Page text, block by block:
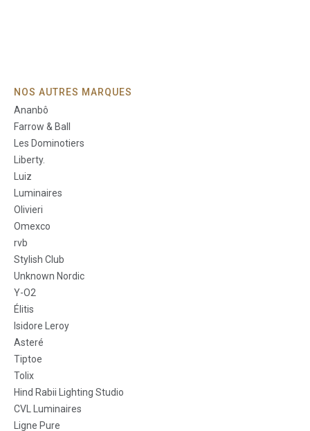
NOS AUTRES MARQUES
Ananbô
Farrow & Ball
Les Dominotiers
Liberty.
Luiz
Luminaires
Olivieri
Omexco
rvb
Stylish Club
Unknown Nordic
Y-O2
Élitis
Isidore Leroy
Asteré
Tiptoe
Tolix
Hind Rabii Lighting Studio
CVL Luminaires
Ligne Pure